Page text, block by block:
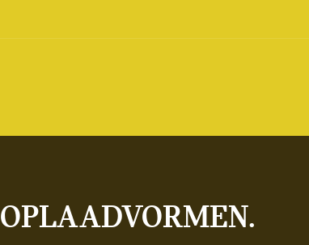
Oplaadvormen.